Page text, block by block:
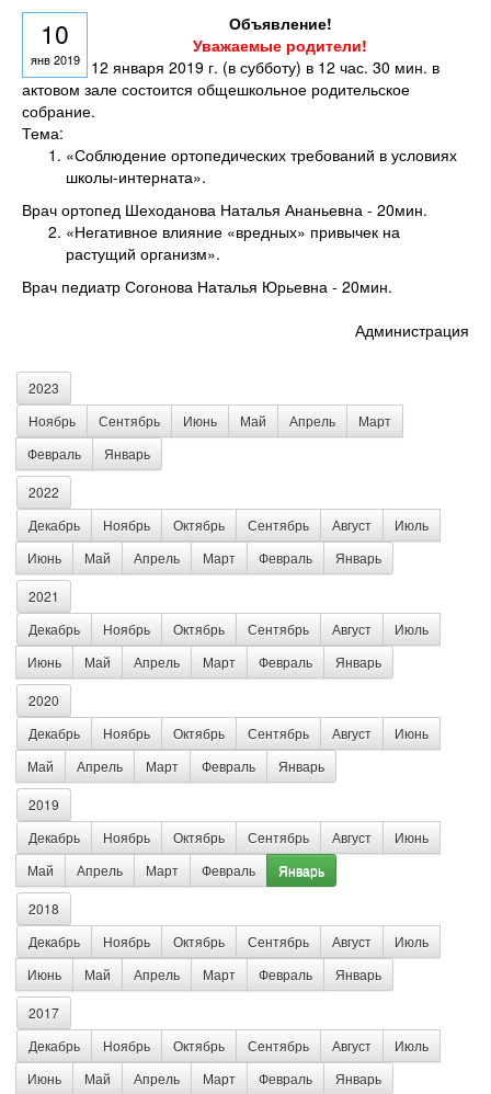
10
янв 2019
Объявление!
Уважаемые родители!
12 января 2019 г. (в субботу) в 12 час. 30 мин. в
актовом зале состоится общешкольное родительское
собрание.
Тема:
«Соблюдение ортопедических требований в условиях
школы-интерната».
Врач ортопед Шеходанова Наталья Ананьевна - 20мин.
«Негативное влияние «вредных» привычек на
растущий организм».
Врач педиатр Согонова Наталья Юрьевна - 20мин.
Администрация
2023
Ноябрь
Сентябрь Июнь Май Апрель
Март
Февраль
Январь
2022
Декабрь
Ноябрь Октябрь Сентябрь Август
Июль
Июнь
Май Апрель Март Февраль Январь
2021
Декабрь
Ноябрь Октябрь Сентябрь Август
Июль
Июнь
Май Апрель Март Февраль Январь
2020
Декабрь
Ноябрь Октябрь Сентябрь Август
Июнь
Май
Апрель Март Февраль Январь
2019
Декабрь
Ноябрь Октябрь Сентябрь Август
Июнь
Май
Апрель Март Февраль Январь
2018
Декабрь
Ноябрь Октябрь Сентябрь Август
Июль
Июнь
Май Апрель Март Февраль Январь
2017
Декабрь
Ноябрь Октябрь Сентябрь Август
Июль
Июнь
Май Апрель Март Февраль Январь